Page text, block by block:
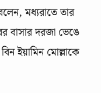
মধ্যরাতে তার
বাসার দরজা ভেঙে
ইয়ামিন মোল্লাকে